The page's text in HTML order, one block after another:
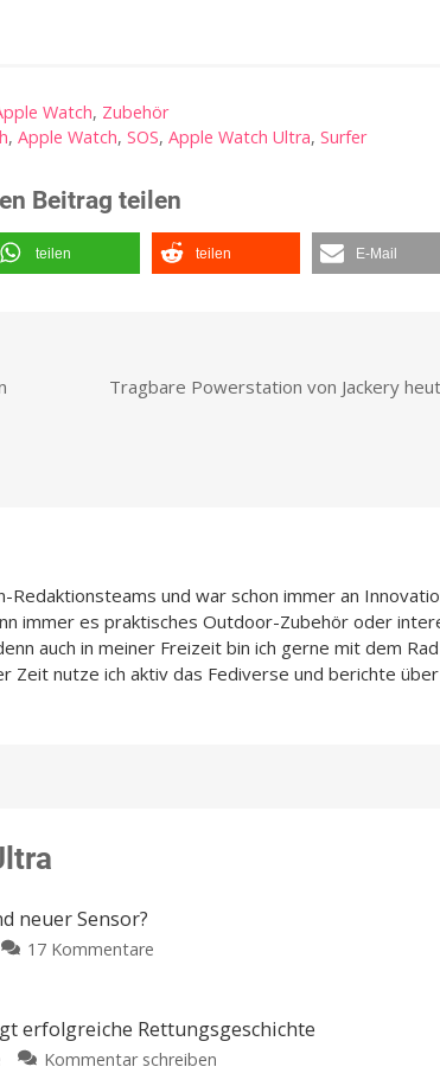
Watch, Zubehör
,Apple Watch,SOS,Apple Watch Ultra,Surfer
Beitrag teilen
teilen teilen E-Mail
Tragbare Powerstation von Jackery
und war schon immer an
immer es praktisches Outdoor-Zubehör oder
auch in meiner Freizeit bin ich gerne mit dem
Zeit nutze ich aktiv das Fediverse und berichte
neuer Sensor?
17 Kommentare
Ultra
4:
Neues
erfolgreiche Rettungsgeschichte
Kommentar schreiben